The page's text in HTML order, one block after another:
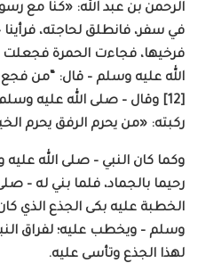
الرحمن بن عبد الله: «كنا مع
الله عليه وسلم – قال: “من فجع
[12] وقال – صلى الله عليه
ركبته: «من يحرم الرفق يحرم الخير»[13]
وكما كان النبي – صلى الله عليه
رحيما بالجماد، فلما بني له –
الخطبة عليه بكى الجذع الذي
وسلم – ويخطب عليه؛ لفراق
لهذا الجذع وتأسى عليه.